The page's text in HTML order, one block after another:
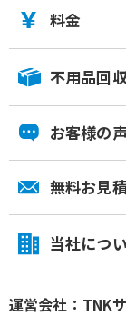
料金
不用品回
お客様の
無料お見
当社につ
運営会社：TNK